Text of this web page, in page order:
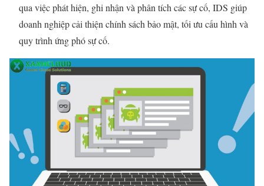
qua việc phát hiện, ghi nhận và phân tích các sự cố, IDS giúp
doanh nghiệp cải thiện chính sách bảo mật, tối ưu cấu hình và
quy trình ứng phó sự cố.